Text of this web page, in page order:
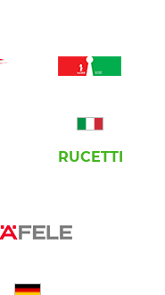
RUCETTI